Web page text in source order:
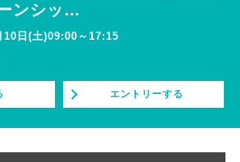
ンシッ …
10日(土)09:00～17:15
エントリーする